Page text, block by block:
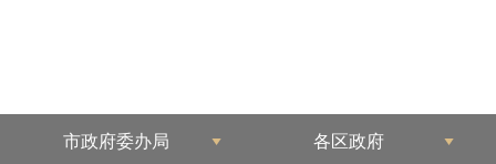
市政府委办局 各区政府